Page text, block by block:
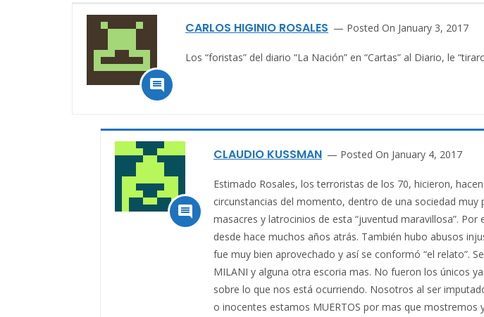

CARLOS HIGINIO ROSALES Posted On January 3, 2017
Los “foristas” del diario “La Nación” en “Cartas” al Diario, le

CLAUDIO KUSSMAN Posted On January 4, 2017
Estimado Rosales, los terroristas de los 70, hicieron,
circunstancias del momento, dentro de una sociedad
masacres y latrocinios de esta “juventud maravillosa”.
desde hace muchos años atrás. También hubo abusos
fue muy bien aprovechado y así se conformó “el relato”.
MILANI y alguna otra escoria mas. No fueron los únicos
sobre lo que nos está ocurriendo. Nosotros al ser
o inocentes estamos MUERTOS por mas que